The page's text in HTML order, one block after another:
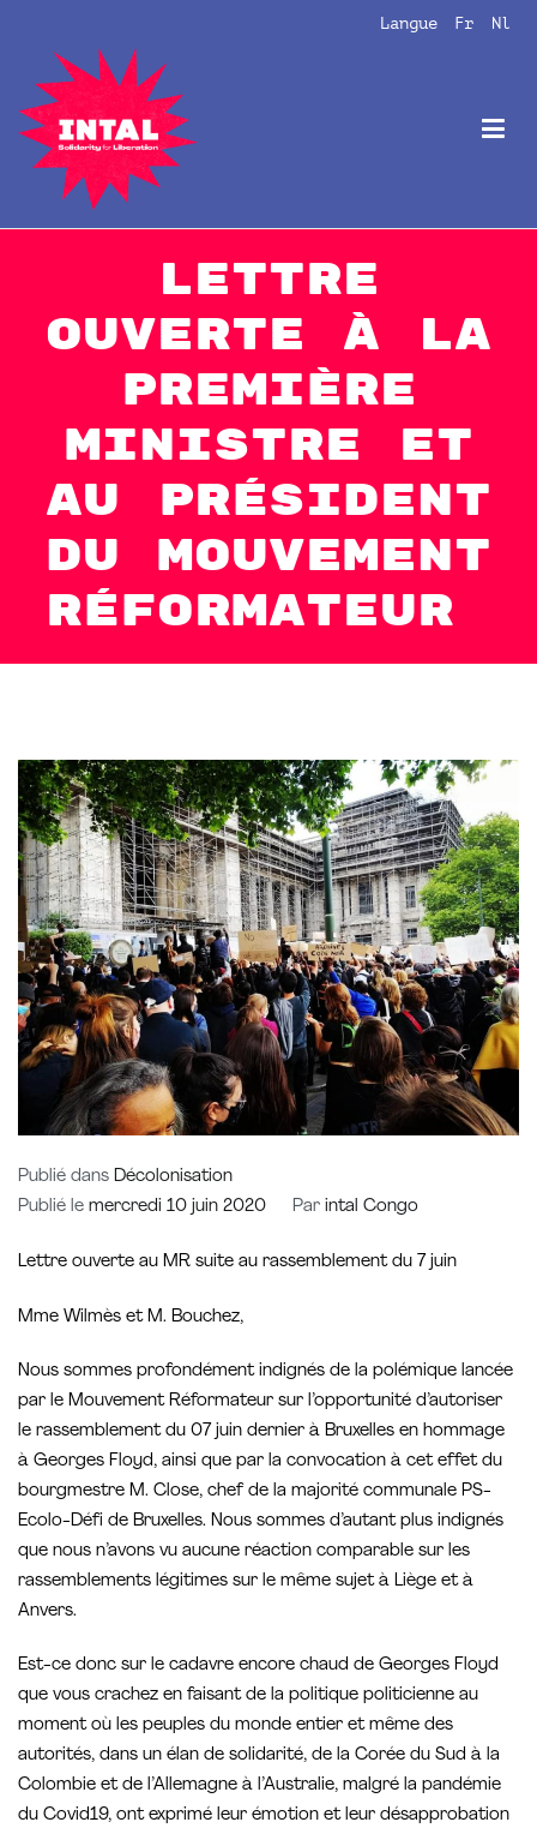
Langue Fr Nl
Intal
Globalize Solidarity!
Lettre
ouverte à la
Première
Ministre et
au président
du Mouvement
Réformateur
Publié dans Décolonisation
Publié le mercredi 10 juin 2020 Par intal Congo
Lettre ouverte au MR suite au rassemblement du 7 juin
Mme Wilmès et M. Bouchez,
Nous sommes profondément indignés de la polémique lancée
par le Mouvement Réformateur sur l’opportunité d’autoriser
le rassemblement du 07 juin dernier à Bruxelles en hommage
à Georges Floyd, ainsi que par la convocation à cet effet du
bourgmestre M. Close, chef de la majorité communale PS-
Ecolo-Défi de Bruxelles. Nous sommes d’autant plus indignés
que nous n’avons vu aucune réaction comparable sur les
rassemblements légitimes sur le même sujet à Liège et à
Anvers.
Est-ce donc sur le cadavre encore chaud de Georges Floyd
que vous crachez en faisant de la politique politicienne au
moment où les peuples du monde entier et même des
autorités, dans un élan de solidarité, de la Corée du Sud à la
Colombie et de l’Allemagne à l’Australie, malgré la pandémie
du Covid19, ont exprimé leur émotion et leur désapprobation